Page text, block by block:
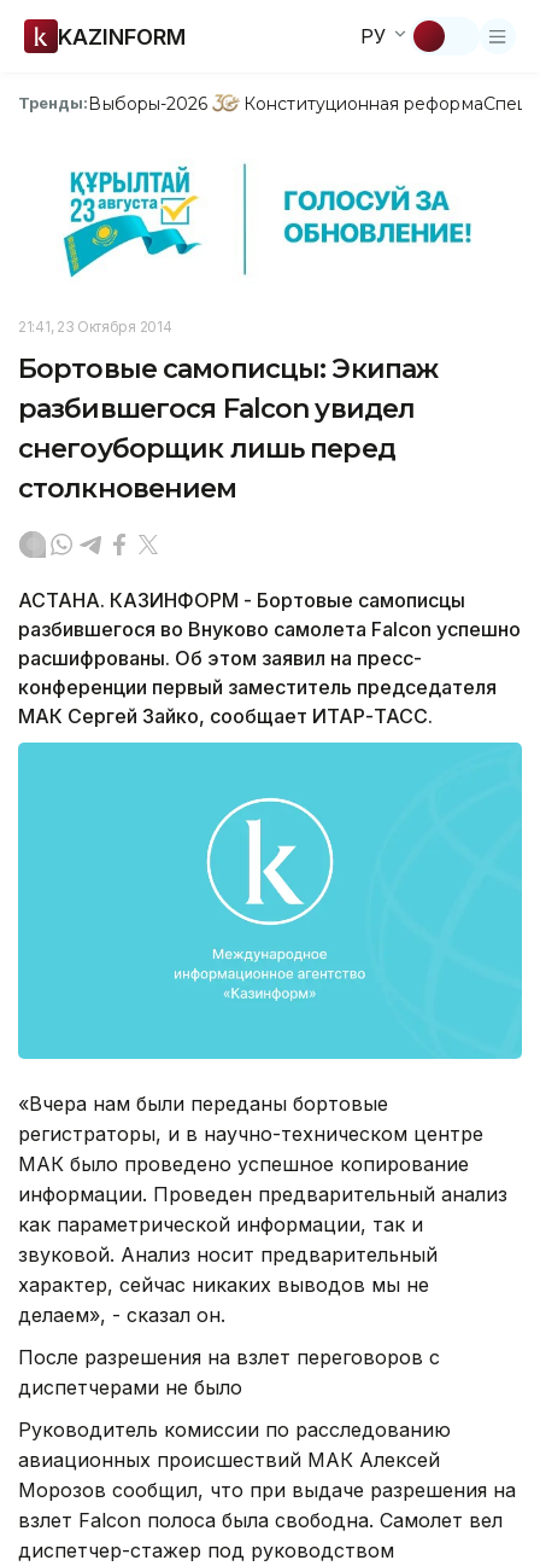
KAZINFORM РУ
Тренды:Выборы-2026 Конституционная реформа
21:41, 23 Октября 2014
Бортовые самописцы: Экипаж
разбившегося Falcon увидел
снегоуборщик лишь перед
столкновением
АСТАНА. КАЗИНФОРМ - Бортовые самописцы
разбившегося во Внуково самолета Falcon успешно
расшифрованы. Об этом заявил на пресс-
конференции первый заместитель председателя
МАК Сергей Зайко, сообщает ИТАР-ТАСС.
«Вчера нам были переданы бортовые
регистраторы, и в научно-техническом центре
МАК было проведено успешное копирование
информации. Проведен предварительный анализ
как параметрической информации, так и
звуковой. Анализ носит предварительный
характер, сейчас никаких выводов мы не
делаем», - сказал он.
После разрешения на взлет переговоров с
диспетчерами не было
Руководитель комиссии по расследованию
авиационных происшествий МАК Алексей
Морозов сообщил, что при выдаче разрешения на
взлет Falcon полоса была свободна. Самолет вел
диспетчер-стажер под руководством